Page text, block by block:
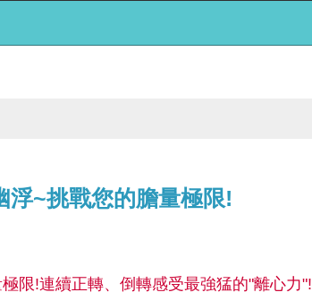
~挑戰您的膽量極限!
限!連續正轉、倒轉感受最強猛的"離心力"!